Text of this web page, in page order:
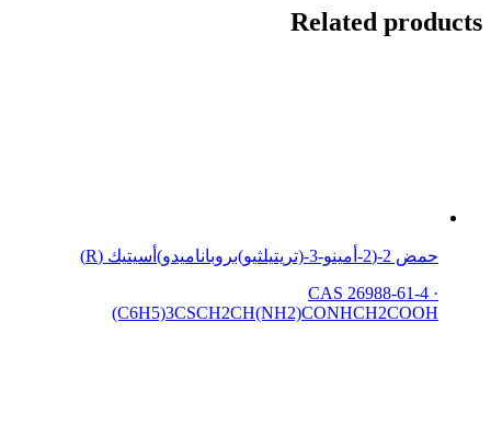
Related products
حمض 2-(2-أمينو-3-(تريتيلثيو)بروباناميدو)أسيتيك (R)
CAS 26988-61-4 ·
(C6H5)3CSCH2CH(NH2)CONHCH2COOH